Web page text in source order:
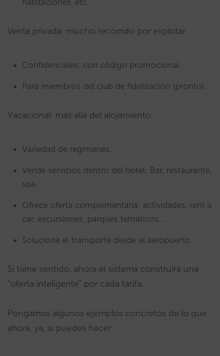
Venta privada: mucho recorrido por explotar
Confidenciales: con código promocional.
Para miembros del club de fidelización (pronto).
Vacacional: más allá del alojamiento:
Variedad de regímenes.
Vende servicios dentro del hotel: Bar, restaurante,
spa.
Ofrece oferta complementaria: actividades, rent a
car, excursiones, parques temáticos…
Soluciona el transporte desde el aeropuerto.
Si tiene sentido, ahora el sistema construirá una
“oferta inteligente” por cada tarifa.
Pongamos algunos ejemplos concretos de lo que
ahora, ya, si puedes hacer: